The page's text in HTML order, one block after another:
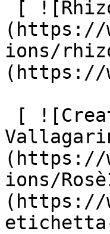
(https://
ions/
(https://
(https://
ions/
(https://